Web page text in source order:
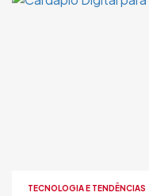
TECNOLOGIA E TENDÊNCIAS